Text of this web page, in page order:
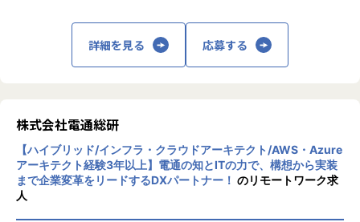
<導入事例>
東京エレクトロン、ナミックス、AREホールディングス、イ
ーグル工業、古野電気など多数
当社の指示する業務全般
SaaS型(従量課金型)のため、従来のアーキテクチャで課題と
なっていた初期導入のコストやデータ量・ユーザ数の増加に
・豊富なITソリューション導入実績とスクラッチ開発実績を
ベースにした独自ソリューション開発力
→独自ソリューションのSnowBaseについてはこちら http
s://itsol.dentsusoken.com/snowflake/snowbase/
・データエンジニアに限らず、データアナリスト/データサイ
詳細を見る 応募する
株式会社電通総研
【ハイブリッド/インフラ・クラウドアーキテクト/AWS・Azure
アーキテクト経験3年以上】電通の知とITの力で、構想から実装
まで企業変革をリードするDXパートナー！ のリモートワーク求
人